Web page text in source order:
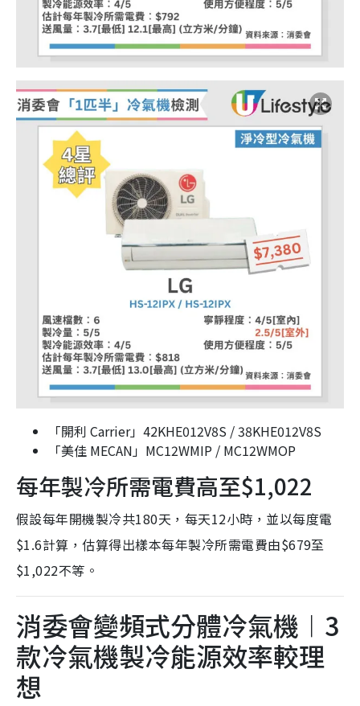
「開利 Carrier」42KHE012V8S / 38KHE012V8S
「美佳 MECAN」MC12WMIP / MC12WMOP
每年製冷所需電費高至$1,022
假設每年開機製冷共180天，每天12小時，並以每度電
$1.6計算，估算得出樣本每年製冷所需電費由$679至
$1,022不等。
消委會變頻式分體冷氣機︱3
款冷氣機製冷能源效率較理
想